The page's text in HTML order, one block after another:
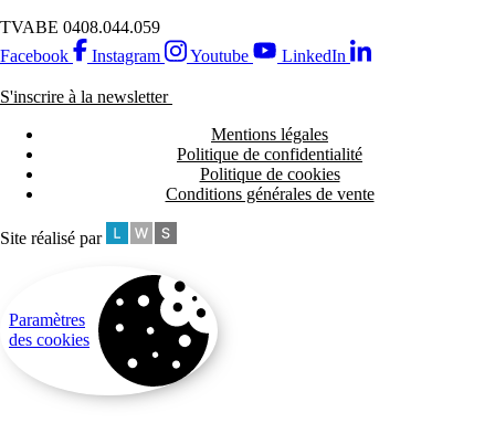
TVABE 0408.044.059
Facebook
Instagram Youtube LinkedIn
S'inscrire à la newsletter
Mentions légales
Politique de confidentialité
Politique de cookies
Conditions générales de vente
Site réalisé par
Paramètres
des cookies